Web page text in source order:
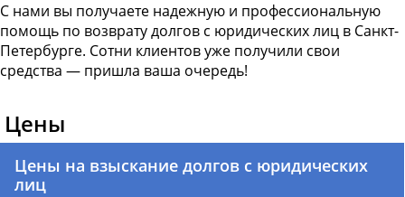
С нами вы получаете надежную и профессиональную
помощь по возврату долгов с юридических лиц в Санкт-
Петербурге. Сотни клиентов уже получили свои
средства — пришла ваша очередь!
Цены
Цены на взыскание долгов с юридических
лиц